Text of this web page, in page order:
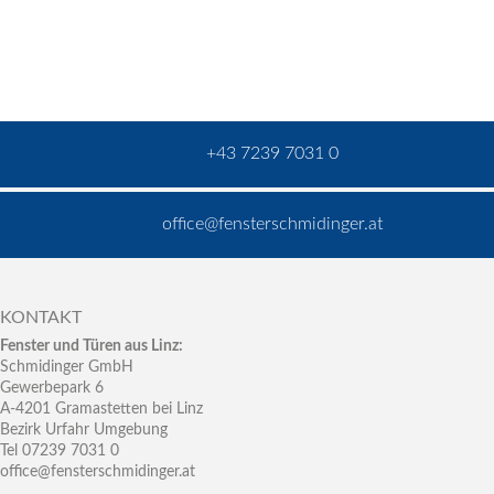
+43 7239 7031 0
office@fensterschmidinger.at
KONTAKT
Fenster und Türen aus Linz:
Schmidinger GmbH
Gewerbepark 6
A-4201 Gramastetten bei Linz
Bezirk Urfahr Umgebung
Tel 07239 7031 0
office@fensterschmidinger.at